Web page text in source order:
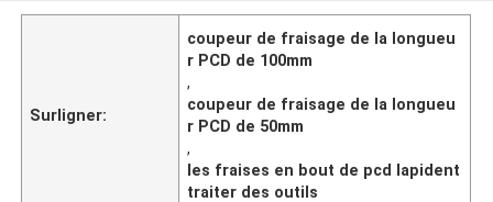
Surligner:
coupeur de fraisage de la longueu
r PCD de 100mm
,
coupeur de fraisage de la longueu
r PCD de 50mm
,
les fraises en bout de pcd lapident
traiter des outils